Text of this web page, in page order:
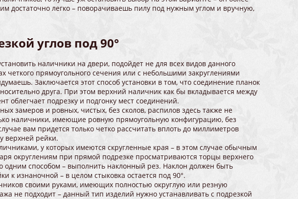
достаточно легко – поворачиваешь пилу под нужным углом и вручную,
углов под 90°
наличники на двери, подойдет не для всех видов данного
четкого прямоугольного сечения или с небольшими закруглениями
Заключается этот способ установки в том, что соединение планок
друга. При этом верхний наличник как бы вкладывается между
облегчает подрезку и подгонку мест соединений.
замеров и ровных, чистых, без сколов, распилов здесь также не
наличники, имеющие ровную прямоугольную конфигурацию, без
вам придется только четко рассчитать вплоть до миллиметров
верхней рейки.
у которых имеются скругленные края – в этом случае обычным
округлениям при прямой подрезке просматриваются торцы верхнего
одним способом – выполнить наклонный рез. Наклон должен быть
к изнаночной – в целом стыковка остается под 90°.
своими руками, имеющих полностью округлую или резную
не подходит – данный тип изделий нужно устанавливать с подрезкой